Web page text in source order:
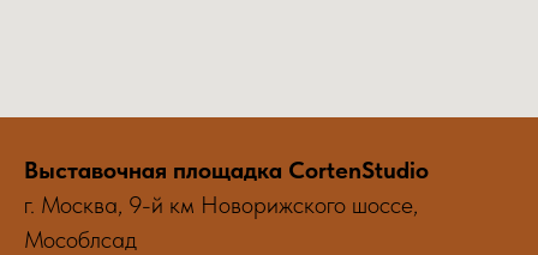
Выставочная площадка CortenStudio
г. Москва, 9-й км Новорижского шоссе,
Мособлсад